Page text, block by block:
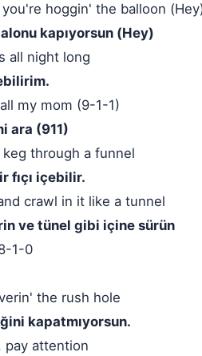
hoggin' the balloon
kapıyorsun (Hey)
all night long
my mom (9-1-1)
ara (911)
through a funnel
fıçı içebilir.
crawl in it like a tunnel
ve tünel gibi içine sürün
1-0
the rush hole
kapatmıyorsun.
pay attention